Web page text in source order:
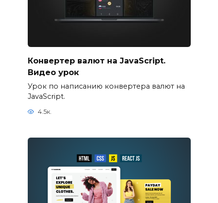
Конвертер валют на JavaScript.
Видео урок
Урок по написанию конвертера валют на
JavaScript.
4.5к.